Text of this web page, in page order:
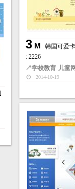
3M
韩国可爱
: 2226
↗学校教育 儿童
2014-10-19